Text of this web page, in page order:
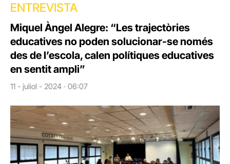
ENTREVISTA
Miquel Àngel Alegre: “Les trajectòries
educatives no poden solucionar-se només
des de l’escola, calen polítiques educatives
en sentit ampli”
11 - juliol - 2024 · 06:07